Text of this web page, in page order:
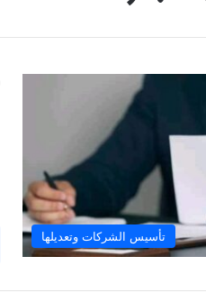
تأسيس الشركات وتعديلها